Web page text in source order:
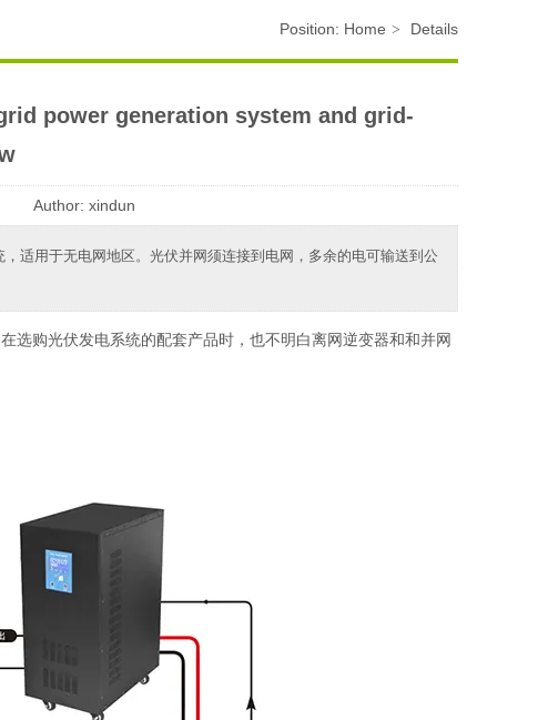
Position: Home > Details
power generation system and grid-
Author: xindun
适用于无电网地区。光伏并网须连接到电网，多余的电可输送到公
选购光伏发电系统的配套产品时，也不明白离网逆变器和和并网